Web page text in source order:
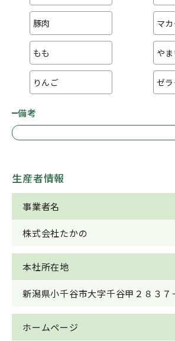
豚肉 マ
もも や
りんご ゼ
備考
生産者情報
事業者名
株式会社たかの
本社所在地
新潟県小千谷市大字千谷甲２８３７
ホームページ